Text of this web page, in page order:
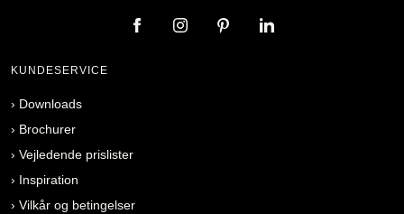
KUNDESERVICE
› Downloads
› Brochurer
› Vejledende prislister
› Inspiration
› Vilkår og betingelser